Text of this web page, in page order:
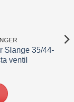
Slange 35/44-
ventil